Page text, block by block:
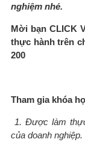
nghiệm nhé.
Mời bạn CLICK
thực hành trên
200
Tham gia khóa
1. Được làm
của doanh nghiệp.